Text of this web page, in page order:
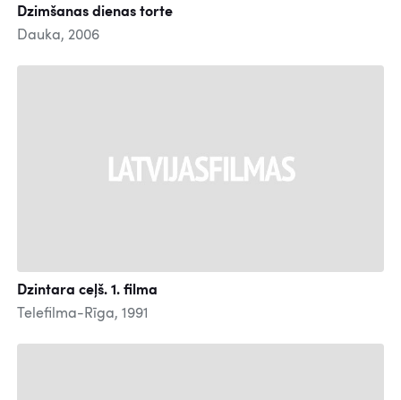
Dzimšanas dienas torte
Dauka, 2006
Dzintara ceļš. 1. filma
Telefilma-Rīga, 1991